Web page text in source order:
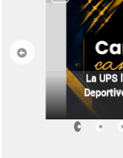
La UPS
Previous